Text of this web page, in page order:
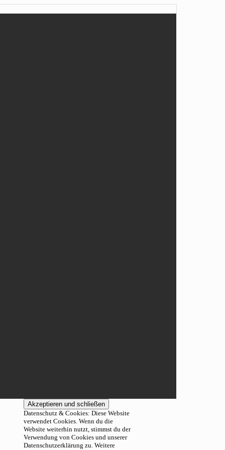
Datenschutz & Cookies: Diese Website
verwendet Cookies. Wenn du die
Website weiterhin nutzt, stimmst du der
Verwendung von Cookies und unserer
Datenschutzerklärung zu. Weitere